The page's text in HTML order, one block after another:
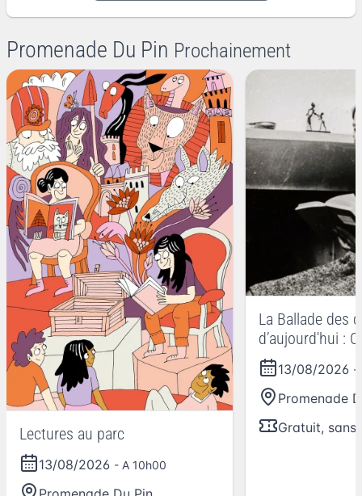
Promenade Du Pin Prochainement
Lectures au parc
13/08/2026 - A 10h00
La Ballade des
d’aujourd'hui :
Colomb
13/08/2026 -
Promenade
Gratuit, sans